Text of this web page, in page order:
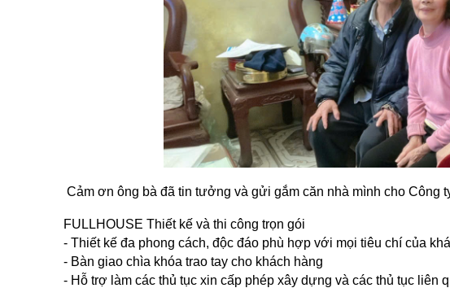
Cảm ơn ông bà đã tin tưởng và gửi gắm căn nhà mình cho Công
FULLHOUSE Thiết kế và thi công trọn gói
- Thiết kế đa phong cách, độc đáo phù hợp với mọi tiêu chí của
- Bàn giao chìa khóa trao tay cho khách hàng
- Hỗ trợ làm các thủ tục xin cấp phép xây dựng và các thủ tục liên